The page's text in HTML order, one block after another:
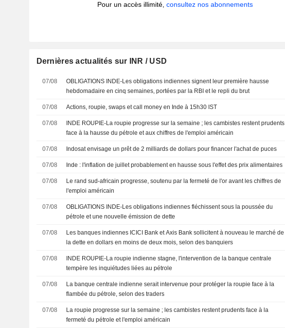
Pour un accès illimité,consultez nos abonnements
Dernières actualités sur INR / USD
07/08
OBLIGATIONS INDE-Les obligations indiennes signent leur première hausse
hebdomadaire en cinq semaines, portées par la RBI et le repli du brut
07/08 Actions, roupie, swaps et call money en Inde à 15h30 IST
07/08
INDE ROUPIE-La roupie progresse sur la semaine ; les cambistes restent prudents
face à la hausse du pétrole et aux chiffres de l'emploi américain
07/08 Indosat envisage un prêt de 2 milliards de dollars pour financer l'achat de puces
07/08 Inde : l'inflation de juillet probablement en hausse sous l'effet des prix alimentaires
07/08
Le rand sud-africain progresse, soutenu par la fermeté de l'or avant les chiffres de
l'emploi américain
07/08
OBLIGATIONS INDE-Les obligations indiennes fléchissent sous la poussée du
pétrole et une nouvelle émission de dette
07/08
Les banques indiennes ICICI Bank et Axis Bank sollicitent à nouveau le marché de
la dette en dollars en moins de deux mois, selon des banquiers
07/08
INDE ROUPIE-La roupie indienne stagne, l'intervention de la banque centrale
tempère les inquiétudes liées au pétrole
07/08
La banque centrale indienne serait intervenue pour protéger la roupie face à la
flambée du pétrole, selon des traders
07/08
La roupie progresse sur la semaine ; les cambistes restent prudents face à la
fermeté du pétrole et l'emploi américain